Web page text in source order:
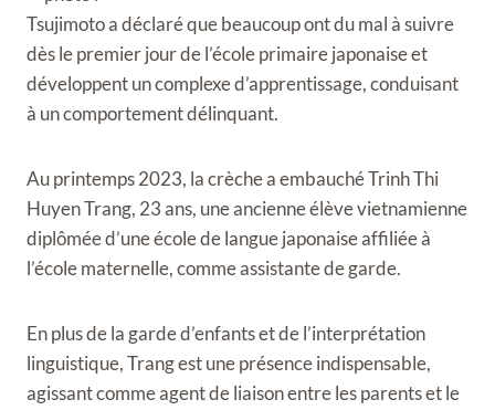
Tsujimoto a déclaré que beaucoup ont du mal à suivre
dès le premier jour de l’école primaire japonaise et
développent un complexe d’apprentissage, conduisant
à un comportement délinquant.
Au printemps 2023, la crèche a embauché Trinh Thi
Huyen Trang, 23 ans, une ancienne élève vietnamienne
diplômée d’une école de langue japonaise affiliée à
l’école maternelle, comme assistante de garde.
En plus de la garde d’enfants et de l’interprétation
linguistique, Trang est une présence indispensable,
agissant comme agent de liaison entre les parents et le